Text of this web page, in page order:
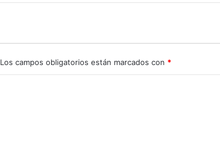
Los campos obligatorios están marcados con *